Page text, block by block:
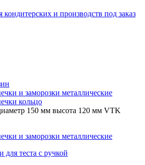
кондитерских и производств под заказ
и заморозки металлические
кольцо
150 мм высота 120 мм VTK
и заморозки металлические
для теста с ручкой